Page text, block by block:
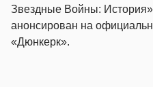
Звездные Войны:
анонсирован на
«Дюнкерк».